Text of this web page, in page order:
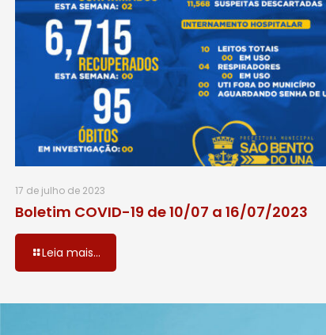
17 de julho de 2023
Boletim COVID-19 de 10/07 a 16/07/2023
Leia mais...